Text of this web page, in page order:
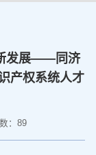
发展——同济
产权系统人才
： 89